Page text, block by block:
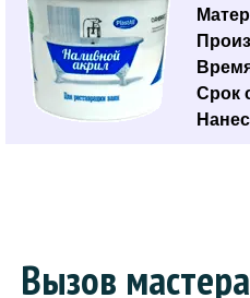
Срок
Вызов